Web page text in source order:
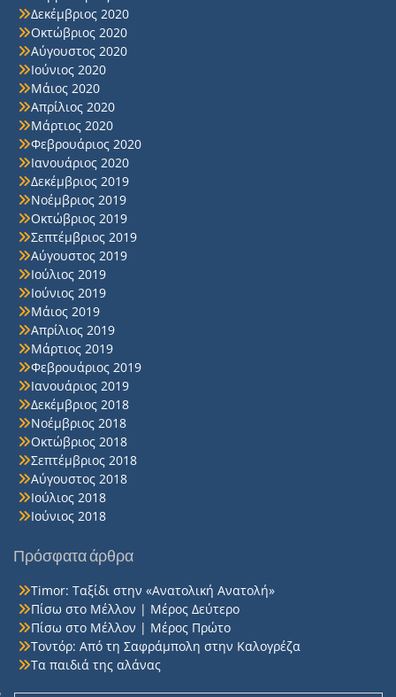
Δεκέμβριος 2020
Οκτώβριος 2020
Αύγουστος 2020
Ιούνιος 2020
Μάιος 2020
Απρίλιος 2020
Μάρτιος 2020
Φεβρουάριος 2020
Ιανουάριος 2020
Δεκέμβριος 2019
Νοέμβριος 2019
Οκτώβριος 2019
Σεπτέμβριος 2019
Αύγουστος 2019
Ιούλιος 2019
Ιούνιος 2019
Μάιος 2019
Απρίλιος 2019
Μάρτιος 2019
Φεβρουάριος 2019
Ιανουάριος 2019
Δεκέμβριος 2018
Νοέμβριος 2018
Οκτώβριος 2018
Σεπτέμβριος 2018
Αύγουστος 2018
Ιούλιος 2018
Ιούνιος 2018
Πρόσφατα άρθρα
Timor: Ταξίδι στην «Ανατολική Ανατολή»
Πίσω στο Μέλλον | Μέρος Δεύτερο
Πίσω στο Μέλλον | Μέρος Πρώτο
Τοντόρ: Από τη Σαφράμπολη στην Καλογρέζα
Τα παιδιά της αλάνας